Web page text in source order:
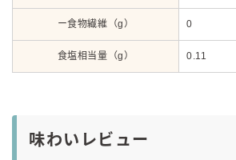
ー食物繊維（g） 0
食塩相当量（g） 0.11
味わいレビュー